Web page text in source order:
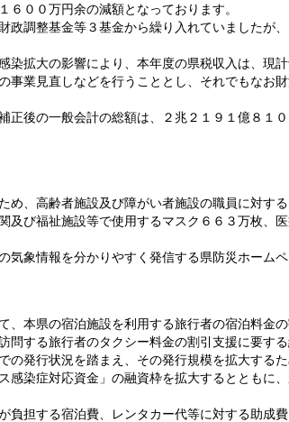
００万円余の減額となっております。
調整基金等３基金から繰り入れていましたが
拡大の影響により、本年度の県税収入は、現
業見直しなどを行うこととし、それでもなお
後の一般会計の総額は、２兆２１９１億８１０
、高齢者施設及び障がい者施設の職員に対す
び福祉施設等で使用するマスク６６３万枚、
象情報を分かりやすく発信する県防災ホーム
本県の宿泊施設を利用する旅行者の宿泊料金
する旅行者のタクシー料金の割引支援に要す
発行状況を踏まえ、その発行規模を拡大するた
染症対応資金」の融資枠を拡大するとともに
担する宿泊費、レンタカー代等に対する助成費